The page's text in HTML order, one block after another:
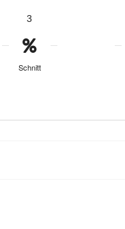
3
Schnitt